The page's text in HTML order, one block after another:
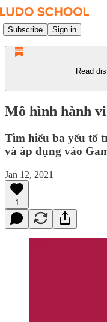
Subscribe Sign in
Read
Mô hình hành
Tìm hiểu ba yếu tố
và áp dụng vào
Jan 12, 2021
1